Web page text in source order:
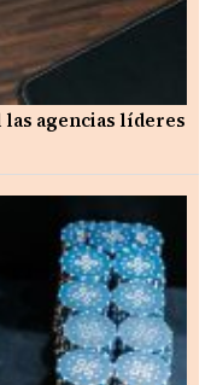
agencias líderes